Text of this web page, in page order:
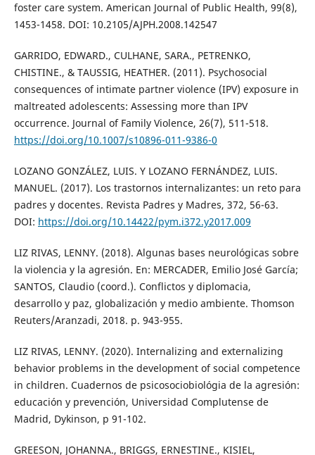
foster care system. American Journal of Public Health, 99(8),
1453-1458. DOI: 10.2105/AJPH.2008.142547
GARRIDO, EDWARD., CULHANE, SARA., PETRENKO,
CHISTINE., & TAUSSIG, HEATHER. (2011). Psychosocial
consequences of intimate partner violence (IPV) exposure in
maltreated adolescents: Assessing more than IPV
occurrence. Journal of Family Violence, 26(7), 511-518.
https://doi.org/10.1007/s10896-011-9386-0
LOZANO GONZÁLEZ, LUIS. Y LOZANO FERNÁNDEZ, LUIS.
MANUEL. (2017). Los trastornos internalizantes: un reto para
padres y docentes. Revista Padres y Madres, 372, 56-63.
DOI: https://doi.org/10.14422/pym.i372.y2017.009
LIZ RIVAS, LENNY. (2018). Algunas bases neurológicas sobre
la violencia y la agresión. En: MERCADER, Emilio José García;
SANTOS, Claudio (coord.). Conflictos y diplomacia,
desarrollo y paz, globalización y medio ambiente. Thomson
Reuters/Aranzadi, 2018. p. 943-955.
LIZ RIVAS, LENNY. (2020). Internalizing and externalizing
behavior problems in the development of social competence
in children. Cuadernos de psicosociobiológia de la agresión:
educación y prevención, Universidad Complutense de
Madrid, Dykinson, p 91-102.
GREESON, JOHANNA., BRIGGS, ERNESTINE., KISIEL,